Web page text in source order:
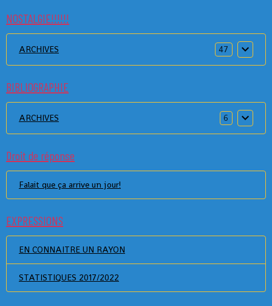
NOSTALGIE!!!!!!
ARCHIVES 47
BIBLIOGRAPHIE
ARCHIVES 6
Droit de réponse
Falait que ça arrive un jour!
EXPRESSIONS
EN CONNAITRE UN RAYON
STATISTIQUES 2017/2022